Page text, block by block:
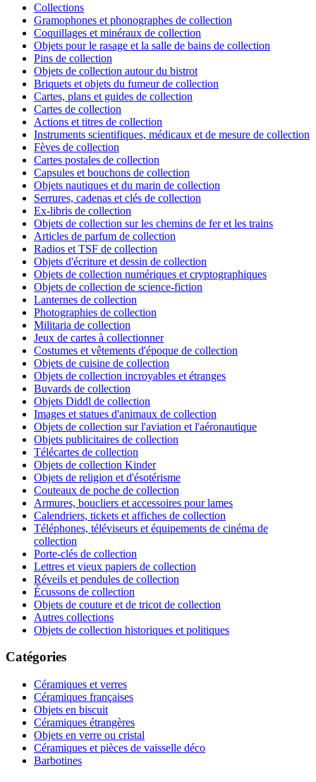
Collections
Gramophones et phonographes de collection
Coquillages et minéraux de collection
Objets pour le rasage et la salle de bains de collection
Pins de collection
Objets de collection autour du bistrot
Briquets et objets du fumeur de collection
Cartes, plans et guides de collection
Cartes de collection
Actions et titres de collection
Instruments scientifiques, médicaux et de mesure de collection
Fèves de collection
Cartes postales de collection
Capsules et bouchons de collection
Objets nautiques et du marin de collection
Serrures, cadenas et clés de collection
Ex-libris de collection
Objets de collection sur les chemins de fer et les trains
Articles de parfum de collection
Radios et TSF de collection
Objets d'écriture et dessin de collection
Objets de collection numériques et cryptographiques
Objets de collection de science-fiction
Lanternes de collection
Photographies de collection
Militaria de collection
Jeux de cartes à collectionner
Costumes et vêtements d'époque de collection
Objets de cuisine de collection
Objets de collection incroyables et étranges
Buvards de collection
Objets Diddl de collection
Images et statues d'animaux de collection
Objets de collection sur l'aviation et l'aéronautique
Objets publicitaires de collection
Télécartes de collection
Objets de collection Kinder
Objets de religion et d'ésotérisme
Couteaux de poche de collection
Armures, boucliers et accessoires pour lames
Calendriers, tickets et affiches de collection
Téléphones, téléviseurs et équipements de cinéma de
collection
Porte-clés de collection
Lettres et vieux papiers de collection
Réveils et pendules de collection
Écussons de collection
Objets de couture et de tricot de collection
Autres collections
Objets de collection historiques et politiques
Catégories
Céramiques et verres
Céramiques françaises
Objets en biscuit
Céramiques étrangères
Objets en verre ou cristal
Céramiques et pièces de vaisselle déco
Barbotines